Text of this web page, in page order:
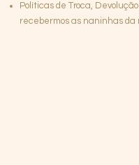
Políticas de Troca,
recebermos as naninhas da